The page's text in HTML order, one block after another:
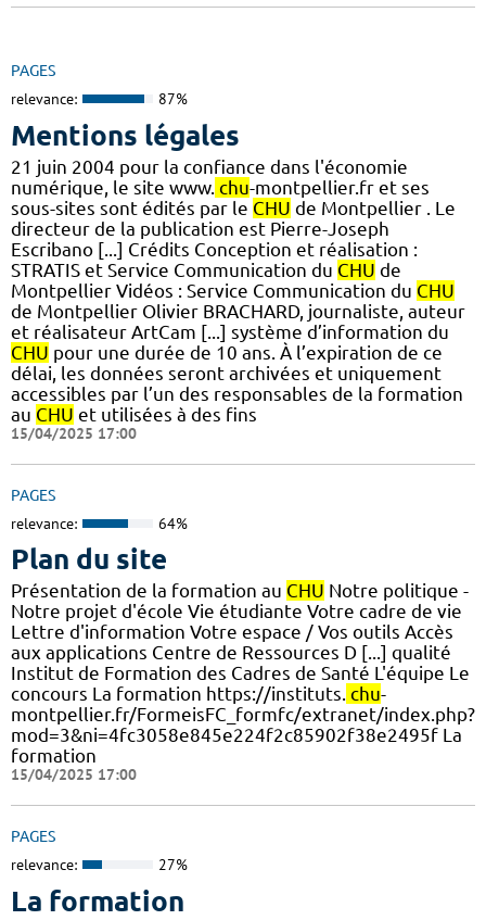
PAGES
relevance: 87%
Mentions légales
21 juin 2004 pour la confiance dans l'économie
numérique, le site www. chu-montpellier.fr et ses
sous-sites sont édités par le CHU de Montpellier . Le
directeur de la publication est Pierre-Joseph
Escribano [...] Crédits Conception et réalisation :
STRATIS et Service Communication du CHU de
Montpellier Vidéos : Service Communication du CHU
de Montpellier Olivier BRACHARD, journaliste, auteur
et réalisateur ArtCam [...] système d’information du
CHU pour une durée de 10 ans. À l’expiration de ce
délai, les données seront archivées et uniquement
accessibles par l’un des responsables de la formation
au CHU et utilisées à des fins
15/04/2025 17:00
PAGES
relevance: 64%
Plan du site
Présentation de la formation au CHU Notre politique -
Notre projet d'école Vie étudiante Votre cadre de vie
Lettre d'information Votre espace / Vos outils Accès
aux applications Centre de Ressources D [...] qualité
Institut de Formation des Cadres de Santé L'équipe Le
concours La formation https://instituts. chu-
montpellier.fr/FormeisFC_formfc/extranet/index.php?
mod=3&ni=4fc3058e845e224f2c85902f38e2495f La
formation
15/04/2025 17:00
PAGES
relevance: 27%
La formation